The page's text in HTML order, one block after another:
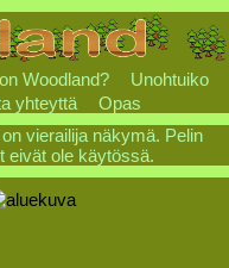
Woodland?
Unohtuiko
yhteyttä
Opas
vierailija näkymä. Pelin
eivät ole käytössä.